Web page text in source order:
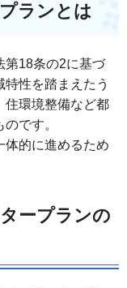
ランとは
第18条の2に基づ
性を踏まえたう
住環境整備など都
です。
体的に進めるため
ープランの